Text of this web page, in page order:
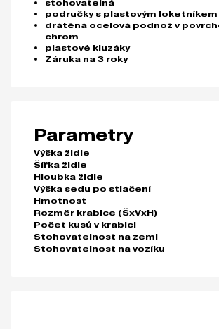
stohovatelná
područky s plastovým loketníkem
drátěná ocelová podnož v
chrom
plastové kluzáky
Záruka na 3 roky
Parametry
Výška židle
Šířka židle
Hloubka židle
Výška sedu po stlačení
Hmotnost
Rozměr krabice (ŠxVxH)
Počet kusů v krabici
Stohovatelnost na zemi
Stohovatelnost na vozíku